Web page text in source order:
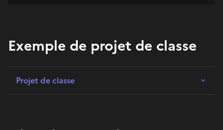
Exemple de projet de classe
Projet de classe